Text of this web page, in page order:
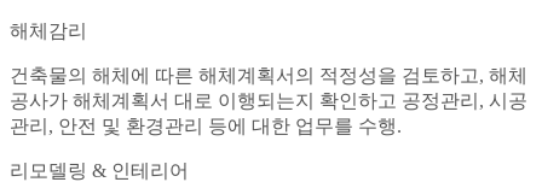
해체감리
건축물의 해체에 따른 해체계획서의 적정성을 검토하고, 해체
공사가 해체계획서 대로 이행되는지 확인하고 공정관리, 시공
관리, 안전 및 환경관리 등에 대한 업무를 수행.
리모델링 & 인테리어